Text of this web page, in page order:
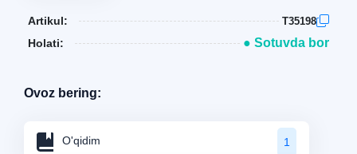
Artikul: T35198
Holati: ● Sotuvda bor
Ovoz bering:
O'qidim 1